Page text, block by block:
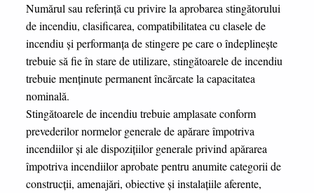
Numărul sau referinţă cu privire la aprobarea stingătorului
de incendiu, clasificarea, compatibilitatea cu clasele de
incendiu şi performanţa de stingere pe care o îndeplineşte
trebuie să fie în stare de utilizare, stingătoarele de incendiu
trebuie menţinute permanent încărcate la capacitatea
nominală.
Stingătoarele de incendiu trebuie amplasate conform
prevederilor normelor generale de apărare împotriva
incendiilor şi ale dispoziţiilor generale privind apărarea
împotriva incendiilor aprobate pentru anumite categorii de
construcţii, amenajări, obiective şi instalaţiile aferente,